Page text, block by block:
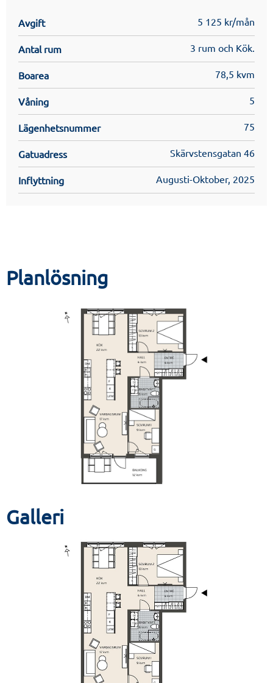
Avgift 5 125 kr/mån
Antal rum 3 rum och Kök.
Boarea 78,5 kvm
Våning 5
Lägenhetsnummer 75
Gatuadress Skärvstensgatan 46
Inflyttning Augusti-Oktober, 2025
Planlösning
Galleri